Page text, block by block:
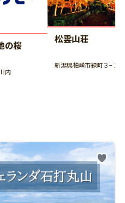
の桜
内
松雲山荘
新潟県柏崎市緑町３−１